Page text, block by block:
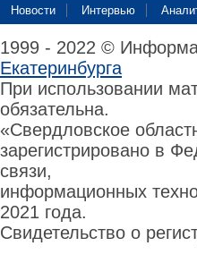
Новости Интервью
1999 - 2022 ©
Екатеринбурга
При использовании
обязательна.
«Свердловское
зарегистрировано в
связи,
информационных
2021 года.
Свидетельство о